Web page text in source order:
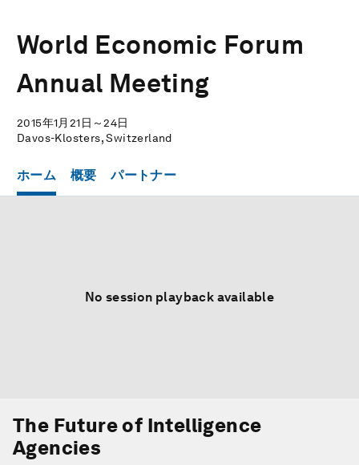
World Economic Forum
Annual Meeting
2015年1月21日～24日
Davos-Klosters, Switzerland
ホーム 概要 パートナー
No session playback available
The Future of Intelligence
Agencies